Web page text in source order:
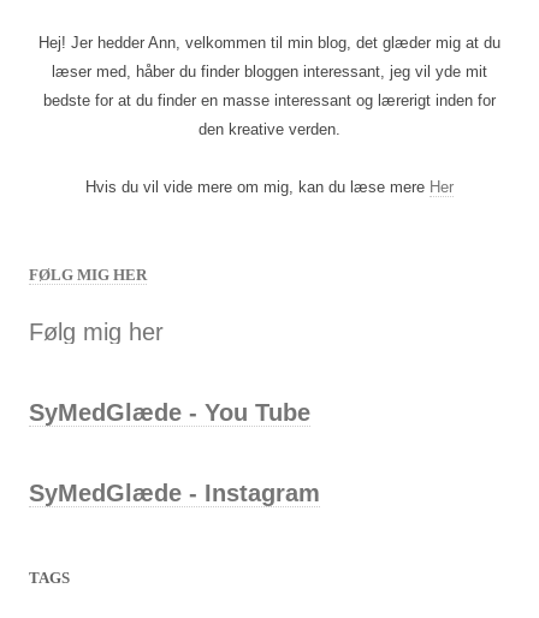
Hej! Jer hedder Ann, velkommen til min blog, det glæder mig at du
læser med, håber du finder bloggen interessant, jeg vil yde mit
bedste for at du finder en masse interessant og lærerigt inden for
den kreative verden.
Hvis du vil vide mere om mig, kan du læse mere Her
FØLG MIG HER
Følg mig her
SyMedGlæde - You Tube
SyMedGlæde - Instagram
TAGS